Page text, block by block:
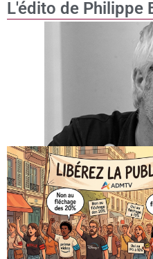
L'édito de Philippe